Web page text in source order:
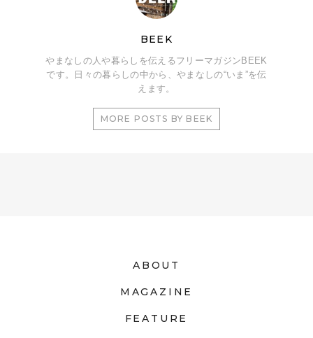
BEEK
やまなしの人や暮らしを伝えるフリーマガジンBEEK
です。日々の暮らしの中から、やまなしの“いま”を伝
えます。
MORE POSTS BY BEEK
ABOUT
MAGAZINE
FEATURE